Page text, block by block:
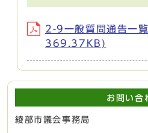
2-9一般質問通告一
369.37KB)
お問い合
綾部市議会事務局